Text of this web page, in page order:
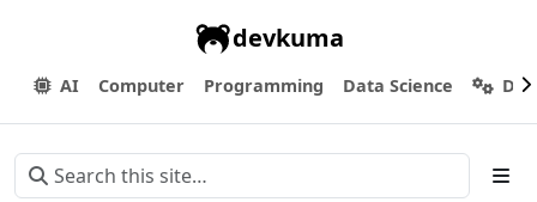
devkuma
AI Computer Programming Data Science